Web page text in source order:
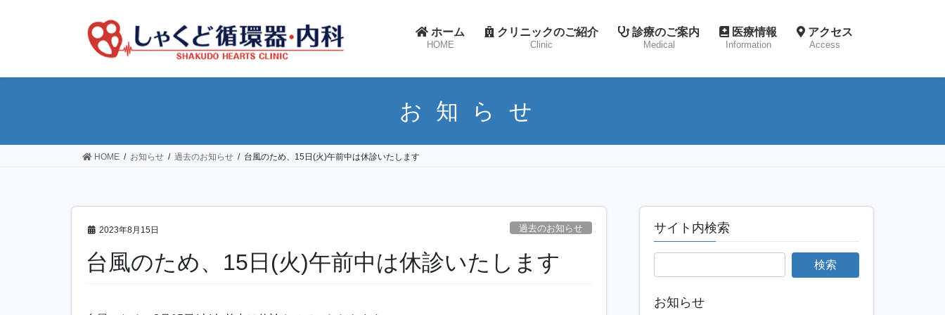
ツ
ッ
シ
移
ホーム
HOME
クリニックのご紹介
Clinic
診療のご案内
Medical
医療情報
Information
アクセス
Access
お知らせ
HOME お知らせ 過去のお知らせ 台風のため、15日(火)午前中は休診いたします
2023年8月15日 過去のお知らせ
台風のため、15日(火)午前中は休診いたします
サイト内検索
お知らせ